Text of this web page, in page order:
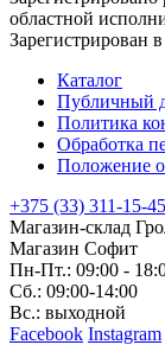
областной
Зарегистрирован
Каталог
Публичный
Политика
Обработка
Положение
+375 (33) 311-15-45
Магазин-склад
Магазин Софит
Пн-Пт.: 09:00 -
Сб.: 09:00-14:00
Вс.: выходной
Facebook Instagram